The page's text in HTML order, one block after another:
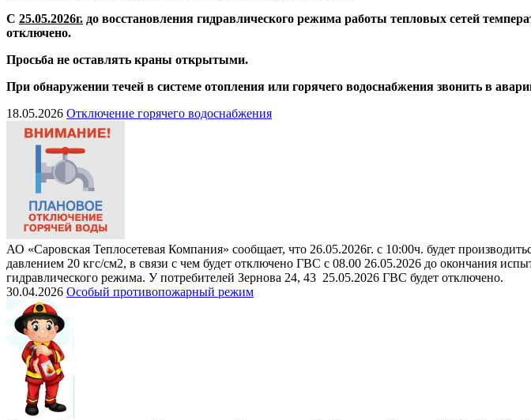
С 25.05.2026г. до восстановления гидравлического режима работы тепловых сетей
отключено.
Просьба не оставлять краны открытыми.
При обнаружении течей в системе отопления или горячего водоснабжения звонить в
18.05.2026 Отключение горячего водоснабжения
АО «Саровская Теплосетевая Компания» сообщает, что 26.05.2026г. с 10:00ч. будет
давлением 20 кгс/см2, в связи с чем будет отключено ГВС с 08.00 26.05.2026 до окончания
гидравлического режима. У потребителей Зернова 24, 43 25.05.2026 ГВС будет отключено.
30.04.2026 Особый противопожарный режим